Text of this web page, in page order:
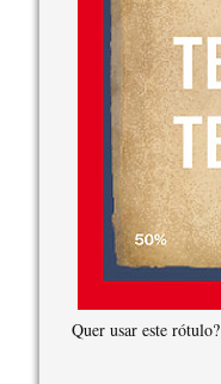
Quer usar este rótulo?